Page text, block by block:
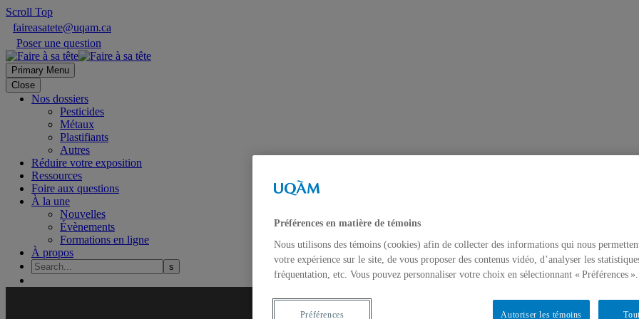
Scroll Top
faireasatete@uqam.ca
Poser une question
Primary Menu
Close
Nos dossiers
Pesticides
Métaux
Plastifiants
Autres
Réduire votre exposition
Ressources
Foire aux questions
À la une
Nouvelles
Évènements
Formations en ligne
À propos
Préférences en matière de témoins
Nous utilisons des témoins (cookies) afin de collecter des informations qui nous
votre expérience sur le site, de vous proposer des contenus vidéo, d’analyser les
fréquentation, etc. Vous pouvez personnaliser votre choix en sélectionnant « Préférences ».
Autoriser les témoins
Préférences